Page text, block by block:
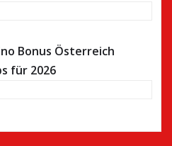
Bonus Österreich
für 2026